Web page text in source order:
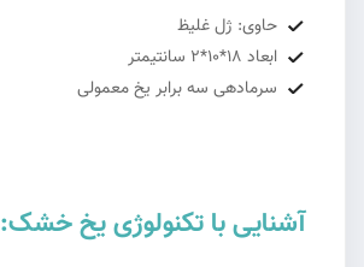
حاوی: ژل غلیظ
ابعاد 18*10*2 سانتیمتر
سرمادهی سه برابر یخ معمولی
آشنایی با تکنولوژی یخ خشک: